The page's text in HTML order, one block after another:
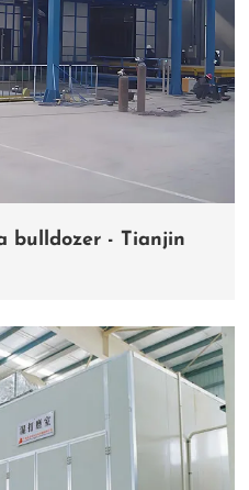
bulldozer - Tianjin